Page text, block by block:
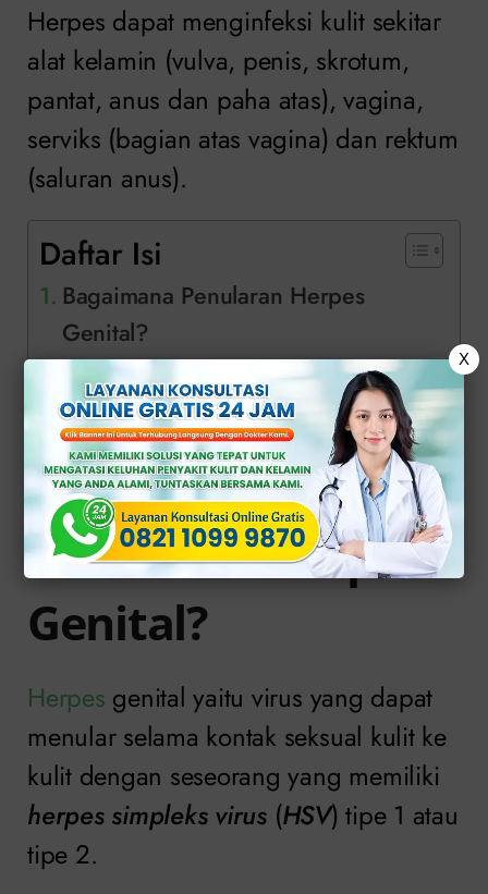
Herpes dapat menginfeksi kulit sekitar
alat kelamin (vulva, penis, skrotum,
pantat, anus dan paha atas), vagina,
serviks (bagian atas vagina) dan rektum
(saluran anus).
Daftar Isi
Bagaimana Penularan Herpes
Genital?
Hubungi Dokter dan Periksakan di
Klinik Apollo
Bagaimana
Penularan Herpes
Genital?
Herpes genital yaitu virus yang dapat
menular selama kontak seksual kulit ke
kulit dengan seseorang yang memiliki
herpes simpleks virus(HSV) tipe 1 atau
tipe 2.
X